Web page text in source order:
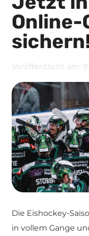
Online-
Veröffentlicht am:
Die Eishockey-
in vollem Gange